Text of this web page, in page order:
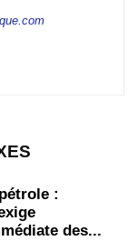
:
des...